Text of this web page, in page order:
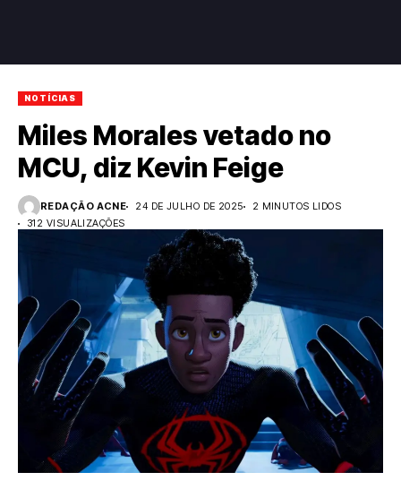
NOTÍCIAS
Miles Morales vetado no
MCU, diz Kevin Feige
REDAÇÃO ACNE 24 DE JULHO DE 2025
2 MINUTOS LIDOS
312 VISUALIZAÇÕES